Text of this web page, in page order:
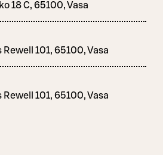
18 C, 65100, Vasa
101, 65100, Vasa
101, 65100, Vasa